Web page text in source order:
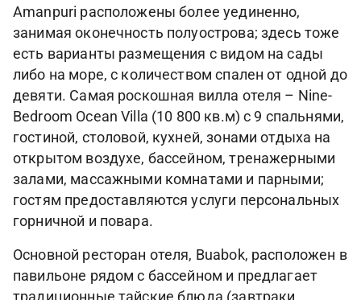
Amanpuri расположены более уединенно,
занимая оконечность полуострова; здесь тоже
есть варианты размещения с видом на сады
либо на море, с количеством спален от одной до
девяти. Самая роскошная вилла отеля – Nine-
Bedroom Ocean Villa (10 800 кв.м) с 9 спальнями,
гостиной, столовой, кухней, зонами отдыха на
открытом воздухе, бассейном, тренажерными
залами, массажными комнатами и парными;
гостям предоставляются услуги персональных
горничной и повара.
Основной ресторан отеля, Buabok, расположен в
павильоне рядом с бассейном и предлагает
традиционные тайские блюда (завтраки,